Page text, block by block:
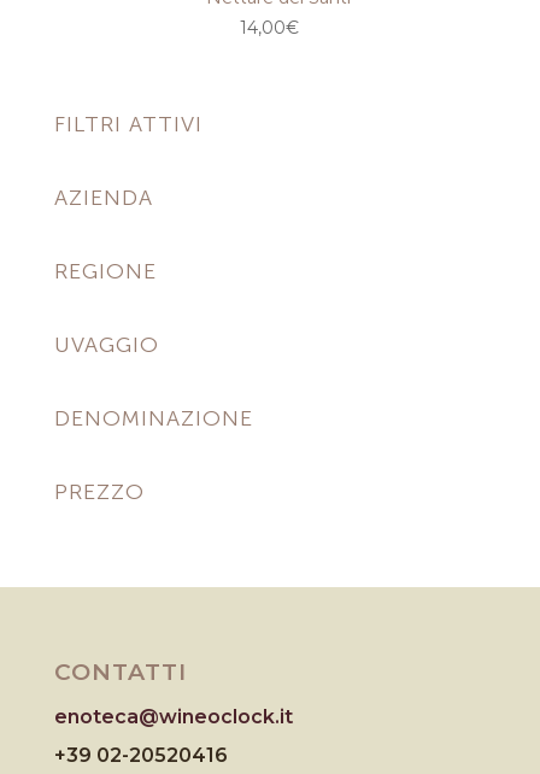
14,00€
FILTRI ATTIVI
AZIENDA
REGIONE
UVAGGIO
DENOMINAZIONE
PREZZO
CONTATTI
enoteca@wineoclock.it
+39 02-20520416